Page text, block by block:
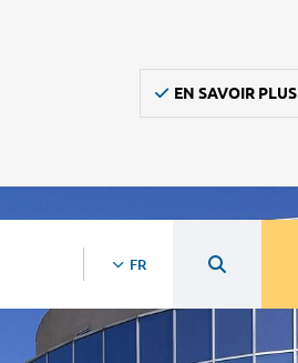
EN SAVOIR PLUS
FR